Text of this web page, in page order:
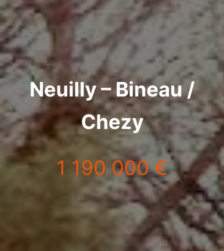
Neuilly – Bineau /
Chezy
1 190 000 €